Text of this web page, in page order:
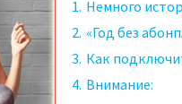
1. Немного
2. «Год без
3. Как
4. Внимание: